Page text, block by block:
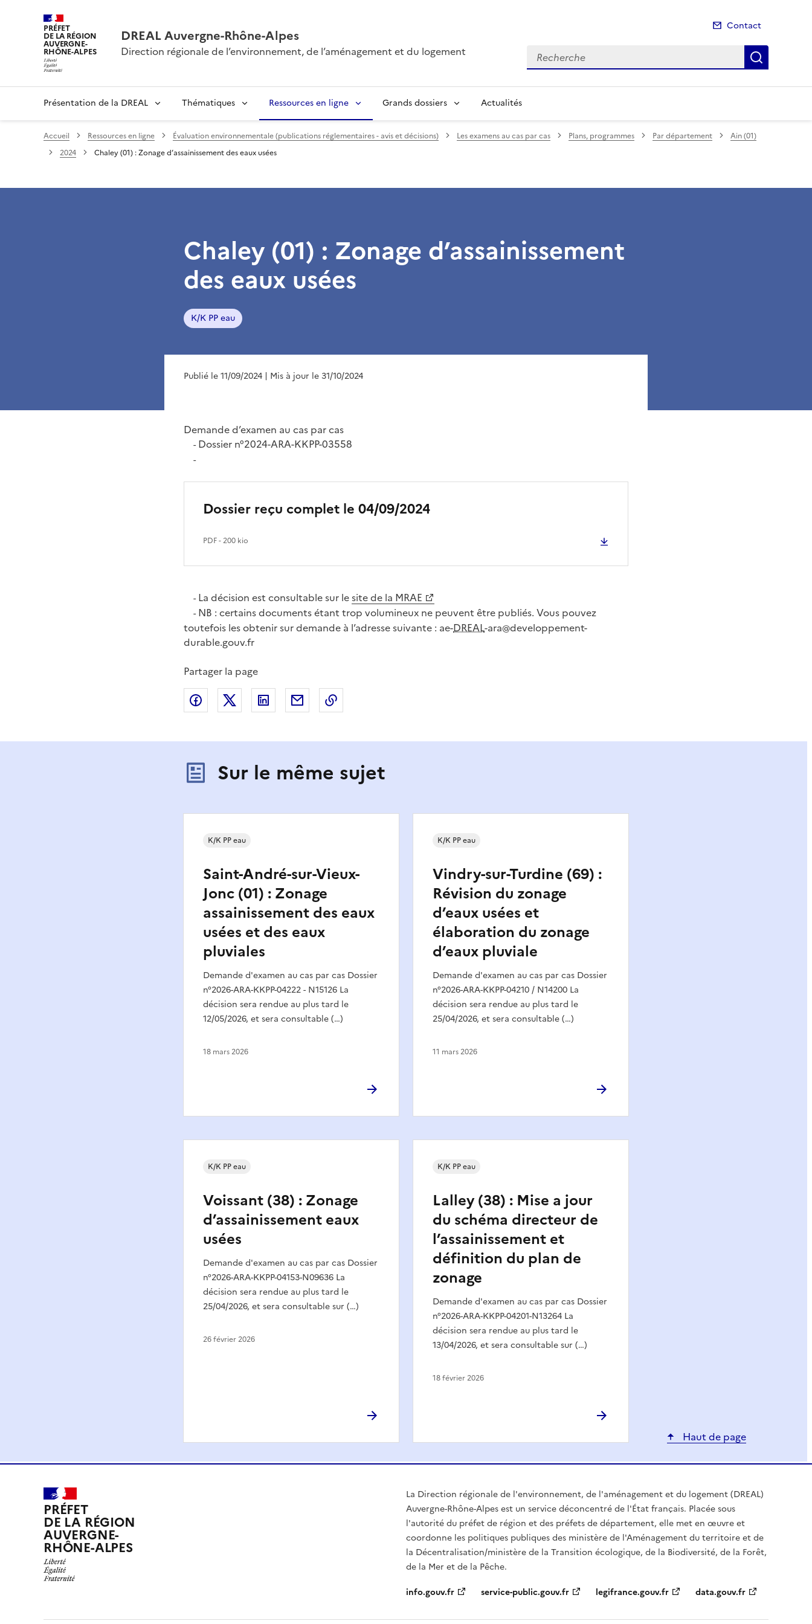
PRÉFET
DE LA RÉGION
AUVERGNE-
RHÔNE-ALPES
DREAL Auvergne-Rhône-Alpes
Direction régionale de l’environnement, de l’aménagement et du logement
Contact
Recherche
Présentation de la DREAL Thématiques Ressources en ligne Grands dossiers Actualités
Accueil Ressources en ligne Évaluation environnementale (publications réglementaires - avis et décisions) Les examens au cas par cas Plans, programmes Par département
Ain (01)
2024
Chaley (01) : Zonage d’assainissement des eaux usées
Chaley (01) : Zonage d’assainissement
des eaux usées
K/K PP eau
Publié le 11/09/2024 | Mis à jour le 31/10/2024
Demande d’examen au cas par cas
-Dossier n°2024-ARA-KKPP-03558
-
Dossier reçu complet le 04/09/2024
PDF- 200 kio
-La décision est consultable sur lesite de la MRAE
-NB : certains documents étant trop volumineux ne peuvent être publiés. Vous pouvez
toutefois les obtenir sur demande à l’adresse suivante : ae-DREAL-ara@developpement-
durable.gouv.fr
Partager la page
Partager sur Facebook
Partager sur XPartager sur LinkedIn
Partager par email
Sur le même sujet
Saint-André-sur-Vieux-
Jonc (01) : Zonage
assainissement des eaux
usées et des eaux
pluviales
Demande d'examen au cas par cas Dossier
n°2026-ARA-KKPP-04222 - N15126 La
décision sera rendue au plus tard le
12/05/2026, et sera consultable (…)
K/K PP eau
18 mars 2026
Vindry-sur-Turdine (69) :
Révision du zonage
d’eaux usées et
élaboration du zonage
d’eaux pluviale
Demande d'examen au cas par cas Dossier
n°2026-ARA-KKPP-04210 / N14200 La
décision sera rendue au plus tard le
25/04/2026, et sera consultable (…)
K/K PP eau
11 mars 2026
Voissant (38) : Zonage
d’assainissement eaux
usées
Demande d'examen au cas par cas Dossier
n°2026-ARA-KKPP-04153-N09636 La
décision sera rendue au plus tard le
25/04/2026, et sera consultable sur (…)
K/K PP eau
26 février 2026
Lalley (38) : Mise a jour
du schéma directeur de
l’assainissement et
définition du plan de
zonage
Demande d'examen au cas par cas Dossier
n°2026-ARA-KKPP-04201-N13264 La
décision sera rendue au plus tard le
13/04/2026, et sera consultable sur (…)
K/K PP eau
18 février 2026
Haut de page
PRÉFET
DE LA RÉGION
AUVERGNE-
RHÔNE-ALPES
La Direction régionale de l'environnement, de l'aménagement et du logement (DREAL)
Auvergne-Rhône-Alpes est un service déconcentré de l'État français. Placée sous
l'autorité du préfet de région et des préfets de département, elle met en œuvre et
coordonne les politiques publiques des ministère de l'Aménagement du territoire et de
la Décentralisation/ministère de la Transition écologique, de la Biodiversité, de la Forêt,
de la Mer et de la Pêche.
info.gouv.fr
service-public.gouv.fr legifrance.gouv.fr data.gouv.fr